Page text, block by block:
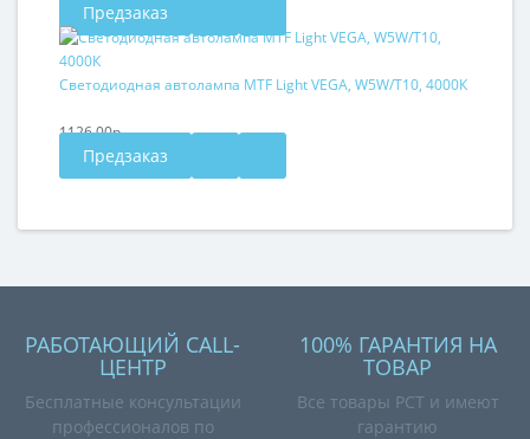
Предзаказ
Светодиодная автолампа MTF Light VEGA, W5W/T10, 4000К
1126.00р.
Предзаказ
РАБОТАЮЩИЙ CALL-
ЦЕНТР
Бесплатные консультации
профессионалов по
100% ГАРАНТИЯ НА
ТОВАР
Все товары РСТ и имеют
гарантию